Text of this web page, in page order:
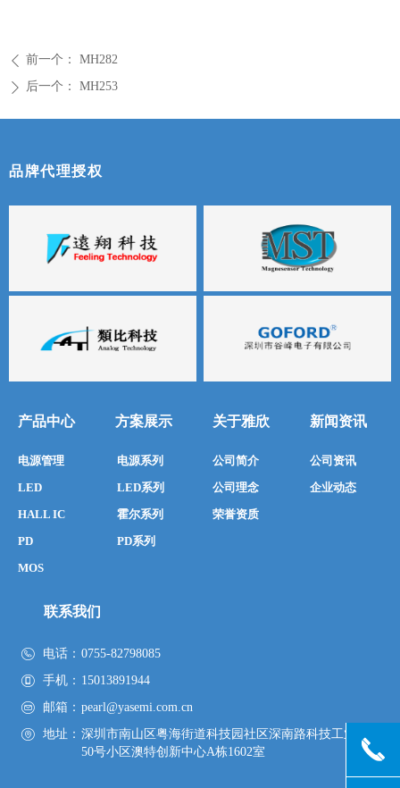
ꄴ 前一个： MH282
ꄲ 后一个： MH253
品牌代理授权
产品中心
电源管理
LED
HALL IC
PD
MOS
方案展示
电源系列
LED系列
霍尔系列
PD系列
关于雅欣
公司简介
公司理念
荣誉资质
新闻资讯
公司资讯
企业动态
联系我们
电话： 0755-82798085
手机： 15013891944
邮箱： pearl@yasemi.com.cn
地址： 深圳市南山区粤海街道科技园社区深南路科技工业园
50号小区澳特创新中心A栋1602室
끅